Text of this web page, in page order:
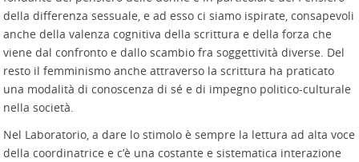
della differenza sessuale, e ad esso ci siamo ispirate, consapevoli
anche della valenza cognitiva della scrittura e della forza che
viene dal confronto e dallo scambio fra soggettività diverse. Del
resto il femminismo anche attraverso la scrittura ha praticato
una modalità di conoscenza di sé e di impegno politico-culturale
nella società.
Nel Laboratorio, a dare lo stimolo è sempre la lettura ad alta voce
della coordinatrice e c’è una costante e sistematica interazione